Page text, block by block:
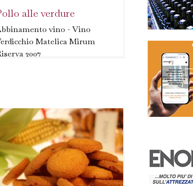
alle verdure
vino - Vino
Matelica Mirum
2007
mettere tutto in una...